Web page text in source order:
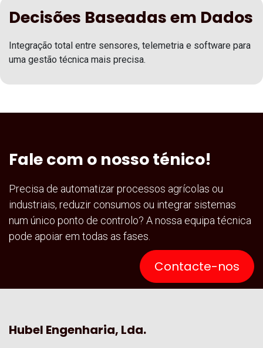
Processos mais estáveis, contínuos e com menos
Redução de Consumos
Alertas e Segurança
Informações em tempo real sobre falhas, fugas,
sobrecargas ou riscos climáticos.
Integração total entre sensores, telemetria e software para